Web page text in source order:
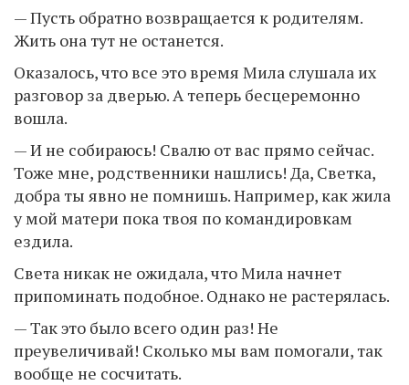
— Пусть обратно возвращается к родителям.
Жить она тут не останется.
Оказалось, что все это время Мила слушала их
разговор за дверью. А теперь бесцеремонно
вошла.
— И не собираюсь! Свалю от вас прямо сейчас.
Тоже мне, родственники нашлись! Да, Светка,
добра ты явно не помнишь. Например, как жила
у мой матери пока твоя по командировкам
ездила.
Света никак не ожидала, что Мила начнет
припоминать подобное. Однако не растерялась.
— Так это было всего один раз! Не
преувеличивай! Сколько мы вам помогали, так
вообще не сосчитать.